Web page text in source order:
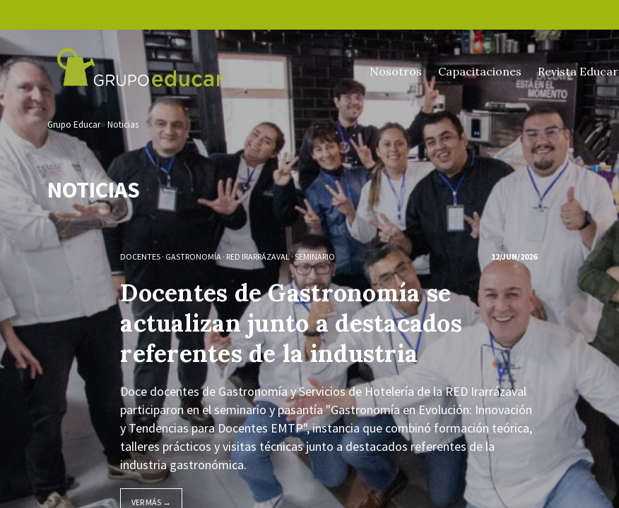
Nosotros Capacitaciones Revista Educar
Grupo Educar Noticias
NOTICIAS
DOCENTES · GASTRONOMÍA ·RED IRARRÁZAVAL·SEMINARIO 12/JUN/2026
Docentes de Gastronomía se
actualizan junto a destacados
referentes de la industria
Doce docentes de Gastronomía y Servicios de Hotelería de la RED Irarrázaval
participaron en el seminario y pasantía "Gastronomía en Evolución: Innovación
y Tendencias para Docentes EMTP", instancia que combinó formación teórica,
talleres prácticos y visitas técnicas junto a destacados referentes de la
industria gastronómica.
VER MÁS →